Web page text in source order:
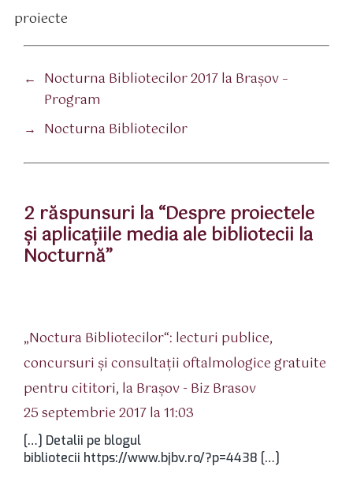
proiecte
← Nocturna Bibliotecilor 2017 la Braşov –
Program
→ Nocturna Bibliotecilor
2 răspunsuri la “Despre proiectele
şi aplicaţiile media ale bibliotecii la
Nocturnă”
„Noctura Bibliotecilor“: lecturi publice,
concursuri şi consultaţii oftalmologice gratuite
pentru cititori, la Braşov - Biz Brasovspune:
25 septembrie 2017 la 11:03
[…] Detalii pe blogul
bibliotecii https://www.bjbv.ro/?p=4438 […]